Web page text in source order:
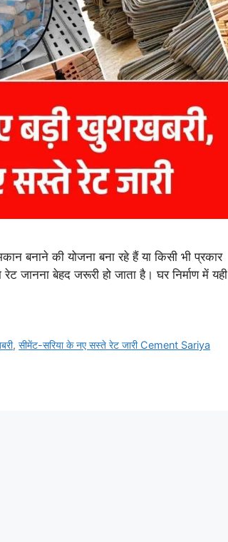
की योजना बना रहे हैं या किसी भी प्रकार
जानना बेहद जरूरी हो जाता है। घर निर्माण में यही
,सीमेंट-सरिया के नए सस्ते रेट जारी Cement Sariya